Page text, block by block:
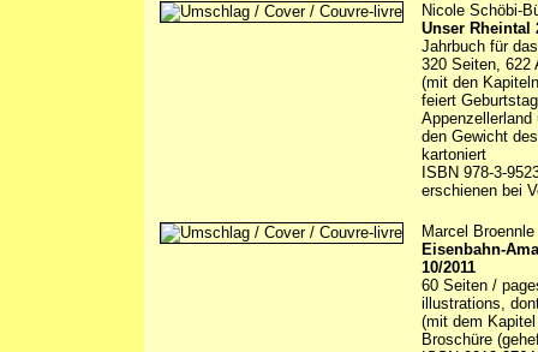
Nicole Schöbi-
Unser Rheintal
Jahrbuch für
320 Seiten, 622
(mit den
feiert
den Gewicht
kartoniert
ISBN 978-3-
erschienen bei
Marcel
Eisenbahn-
10/2011
60 Seiten /
illustrations,
(mit dem
Broschüre